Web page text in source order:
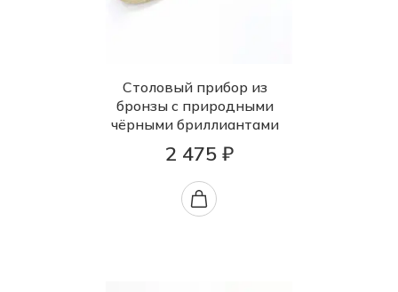
Столовый прибор из
бронзы с природными
чёрными бриллиантами
2 475 ₽